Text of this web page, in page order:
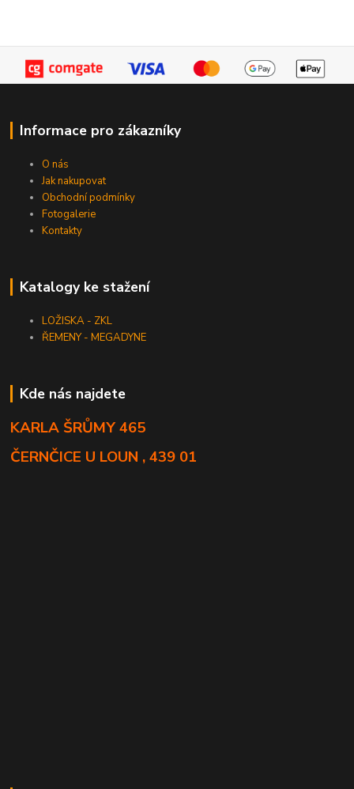
Informace pro zákazníky
O nás
Jak nakupovat
Obchodní podmínky
Fotogalerie
Kontakty
Katalogy ke stažení
LOŽISKA - ZKL
ŘEMENY - MEGADYNE
Kde nás najdete
KARLA ŠRŮMY 465
ČERNČICE U LOUN , 439 01